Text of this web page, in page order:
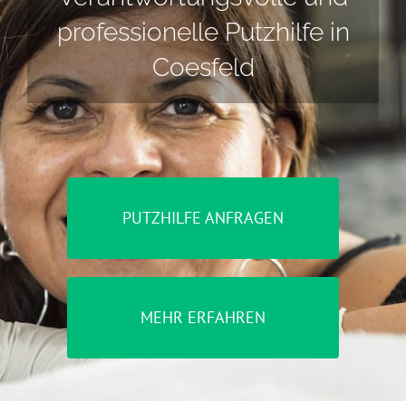
professionelle Putzhilfe in
Coesfeld
PUTZHILFE ANFRAGEN
MEHR ERFAHREN